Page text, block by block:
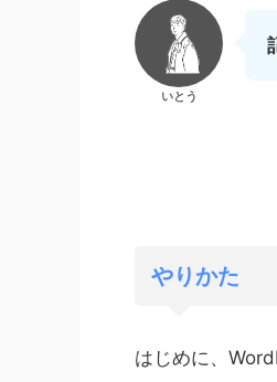
いとう
やりかた
はじめに、